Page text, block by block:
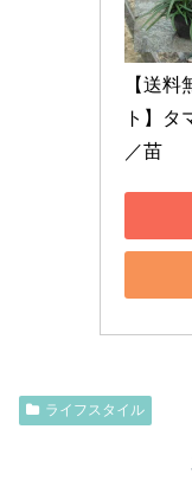
【送
ト】
／苗
ライフスタイル